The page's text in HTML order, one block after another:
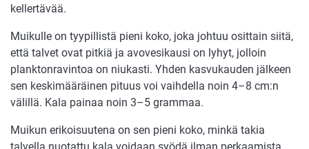
kellertävää.
Muikulle on tyypillistä pieni koko, joka johtuu osittain siitä,
että talvet ovat pitkiä ja avovesikausi on lyhyt, jolloin
planktonravintoa on niukasti. Yhden kasvukauden jälkeen
sen keskimääräinen pituus voi vaihdella noin 4–8 cm:n
välillä. Kala painaa noin 3–5 grammaa.
Muikun erikoisuutena on sen pieni koko, minkä takia